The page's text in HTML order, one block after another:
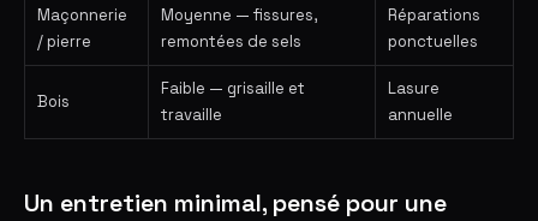
Maçonnerie
/ pierre
Moyenne — fissures,
remontées de sels
Réparations
ponctuelles
Bois
Faible — grisaille et
travaille
Lasure
annuelle
Un entretien minimal, pensé pour une